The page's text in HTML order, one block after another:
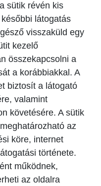
sütik révén kis
látogatás
visszaküld egy
kezelő
összekapcsolni a
a korábbiakkal. A
biztosít a látogató
valamint
követésére. A sütik
az
köre, internet
története.
működnek,
az oldalra